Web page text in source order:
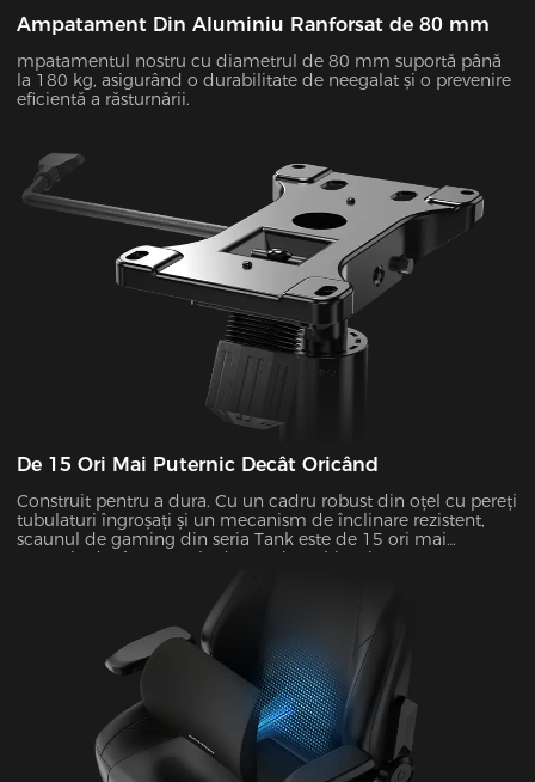
Ampatament Din Aluminiu Ranforsat de 80 mm
mpatamentul nostru cu diametrul de 80 mm suportă până
la 180 kg, asigurând o durabilitate de neegalat și o prevenire
eficientă a răsturnării.
De 15 Ori Mai Puternic Decât Oricând
Construit pentru a dura. Cu un cadru robust din oțel cu pereți
tubulaturi îngroșați și un mecanism de înclinare rezistent,
scaunul de gaming din seria Tank este de 15 ori mai
puternic decât scaunele de gaming obișnuite.